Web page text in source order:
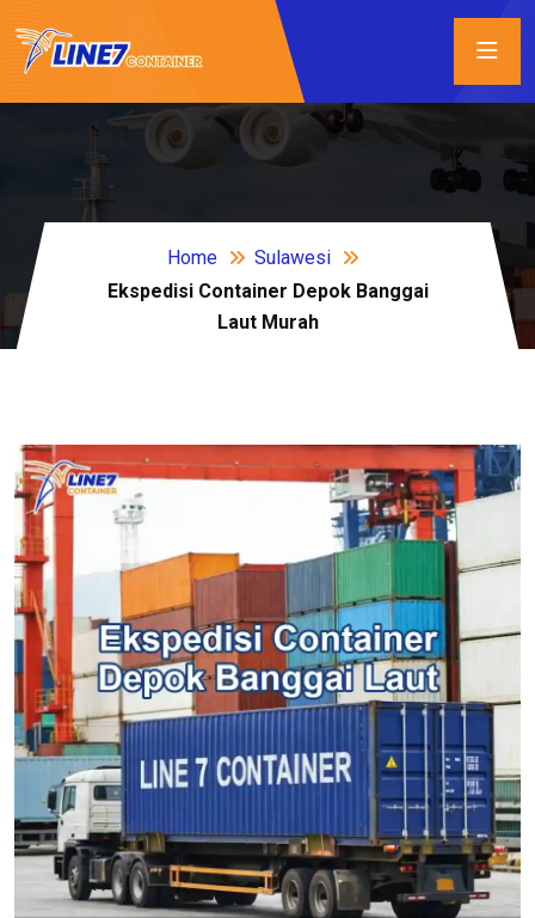
Home
Sulawesi
Ekspedisi Container Depok Banggai
Laut Murah